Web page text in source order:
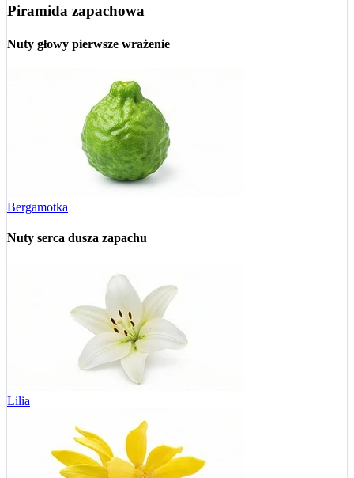
Piramida zapachowa
Nuty głowy pierwsze wrażenie
Bergamotka
Nuty serca dusza zapachu
Lilia